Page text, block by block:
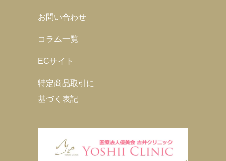
お問い合わせ
コラム一覧
ECサイト
特定商品取引に
基づく表記